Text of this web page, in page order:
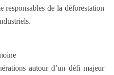
responsables de la déforestation
autour d’un défi majeur